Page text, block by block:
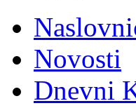
Novosti
Dnevni